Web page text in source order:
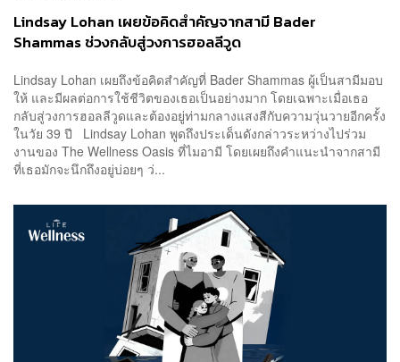
Lindsay Lohan เผยข้อคิดสำคัญจากสามี Bader
Shammas ช่วงกลับสู่วงการฮอลลีวูด
Lindsay Lohan เผยถึงข้อคิดสำคัญที่ Bader Shammas ผู้เป็นสามีมอบ
ให้ และมีผลต่อการใช้ชีวิตของเธอเป็นอย่างมาก โดยเฉพาะเมื่อเธอ
กลับสู่วงการฮอลลีวูดและต้องอยู่ท่ามกลางแสงสีกับความวุ่นวายอีกครั้ง
ในวัย 39 ปี Lindsay Lohan พูดถึงประเด็นดังกล่าวระหว่างไปร่วม
งานของ The Wellness Oasis ที่ไมอามี โดยเผยถึงคำแนะนำจากสามี
ที่เธอมักจะนึกถึงอยู่บ่อยๆ ว่...